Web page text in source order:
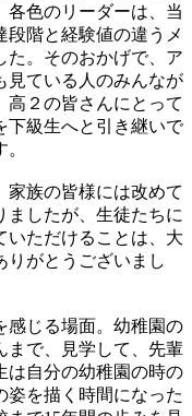
各色のリーダーは、当
段階と経験値の違うメ
た。そのおかげで、ア
見ている人のみんなが
高２の皆さんにとって
下級生へと引き継いで
家族の皆様には改めて
ましたが、生徒たちに
いただけることは、大
りがとうございまし
感じる場面。幼稚園の
まで、見学して、先輩
は自分の幼稚園の時の
姿を描く時間になった